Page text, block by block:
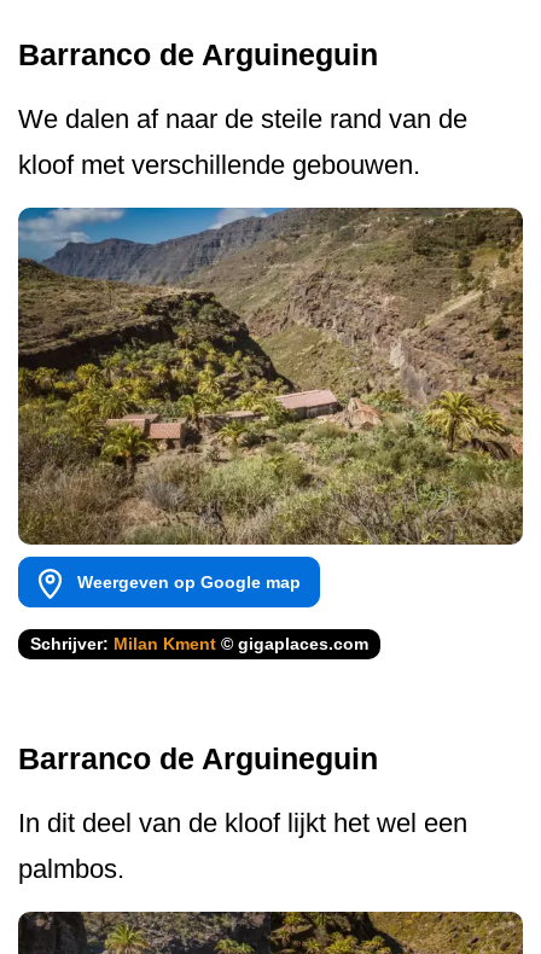
Barranco de Arguineguin
We dalen af naar de steile rand van de
kloof met verschillende gebouwen.
Weergeven op Google map
Schrijver: Milan Kment © gigaplaces.com
Barranco de Arguineguin
In dit deel van de kloof lijkt het wel een
palmbos.